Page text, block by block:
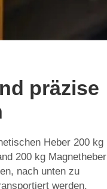
präzise
Heber 200 kg
200 kg Magnetheber
nach unten zu
werden,